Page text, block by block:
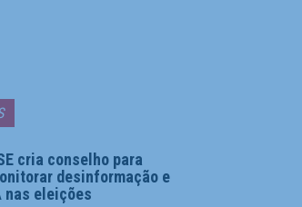
cria conselho para
desinformação e
nas eleições